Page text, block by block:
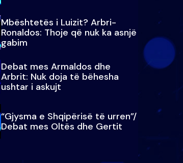
Mbështetës i Luizit? Arbri-
Ronaldos: Thoje që nuk ka asnjë
gabim
Debat mes Armaldos dhe
Arbrit: Nuk doja të bëhesha
ushtar i askujt
“Gjysma e Shqipërisë të urren”/
Debat mes Oltës dhe Gertit